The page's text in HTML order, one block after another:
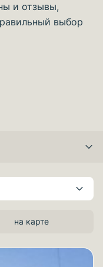
и отзывы,
выбор
на карте